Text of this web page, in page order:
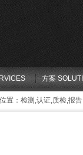
方案
置： 检测,认证,质检,报